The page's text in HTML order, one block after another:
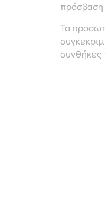
πρόσβαση
Τα
συνθήκες